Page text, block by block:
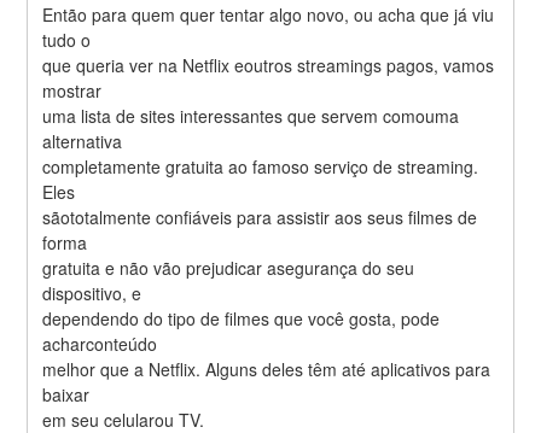
Então para quem quer tentar algo novo, ou acha que já viu
tudo o
que queria ver na Netflix eoutros streamings pagos, vamos
mostrar
uma lista de sites interessantes que servem comouma
alternativa
completamente gratuita ao famoso serviço de streaming.
Eles
sãototalmente confiáveis para assistir aos seus filmes de
forma
gratuita e não vão prejudicar asegurança do seu
dispositivo, e
dependendo do tipo de filmes que você gosta, pode
acharconteúdo
melhor que a Netflix. Alguns deles têm até aplicativos para
baixar
em seu celularou TV.